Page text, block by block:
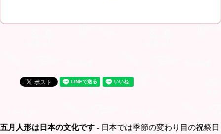
五月人形は日本の文化です - 日本では季節の変わり目の祝祭日